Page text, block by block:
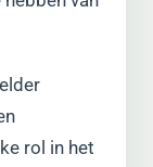
rol in het